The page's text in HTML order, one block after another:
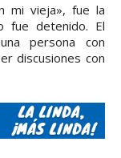
mi vieja», fue la
fue detenido. El
persona con
discusiones con